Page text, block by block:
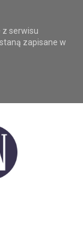
serwisu
zapisane w